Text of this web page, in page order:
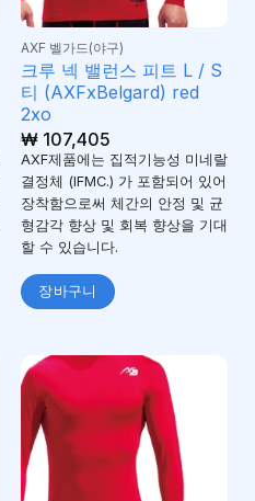
AXF 벨가드(야구)
크루 넥 밸런스 피트 L / S
티 (AXFxBelgard) red
2xo
₩107,405
AXF제품에는 집적기능성 미네랄
결정체 (IFMC.) 가 포함되어 있어
장착함으로써 체간의 안정 및 균
형감각 향상 및 회복 향상을 기대
할 수 있습니다.
장바구니